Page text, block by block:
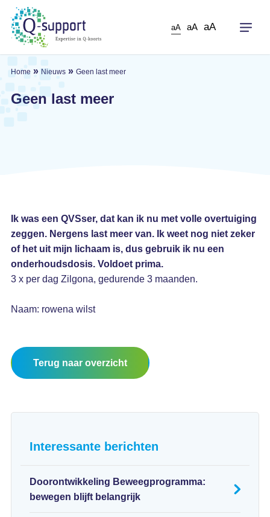
Skip
main
content
aA aA aA
Home » Nieuws» Geen last meer
Geen last meer
Ik was een QVSser, dat kan ik nu met volle overtuiging
zeggen. Nergens last meer van. Ik weet nog niet zeker
of het uit mijn lichaam is, dus gebruik ik nu een
onderhoudsdosis. Voldoet prima.
3 x per dag Zilgona, gedurende 3 maanden.
Naam: rowena wilst
Terug naar overzicht
Interessante berichten
Doorontwikkeling Beweegprogramma:
bewegen blijft belangrijk